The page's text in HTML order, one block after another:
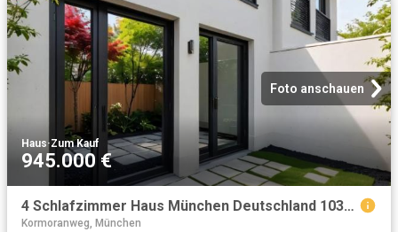
Foto anschauen
Haus·Zum Kauf
945.000 €
4 Schlafzimmer Haus München Deutschland 103843614
Kormoranweg, München